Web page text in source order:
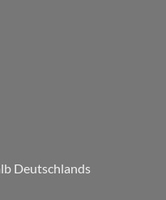
Deutschlands